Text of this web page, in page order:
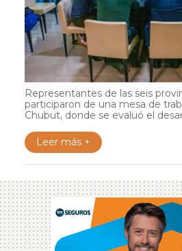
Representantes de las seis
participaron de una mesa de
Chubut, donde se evaluó el
Leer más +